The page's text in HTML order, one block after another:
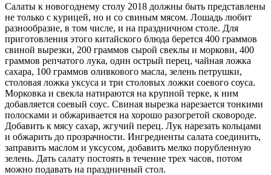
Салаты к новогоднему столу 2018 должны быть представлены
не только с курицей, но и со свиным мясом. Лошадь любит
разнообразие, в том числе, и на праздничном столе. Для
приготовления этого китайского блюда берется 400 граммов
свиной вырезки, 200 граммов сырой свеклы и моркови, 400
граммов репчатого лука, один острый перец, чайная ложка
сахара, 100 граммов оливкового масла, зелень петрушки,
столовая ложка уксуса и три столовых ложки соевого соуса.
Морковка и свекла натираются на крупной терке, к ним
добавляется соевый соус. Свиная вырезка нарезается тонкими
полосками и обжаривается на хорошо разогретой сковороде.
Добавить к мясу сахар, жгучий перец. Лук нарезать кольцами
и обжарить до прозрачности. Ингредиенты салата соединить,
заправить маслом и уксусом, добавить мелко порубленную
зелень. Дать салату постоять в течение трех часов, потом
можно подавать на праздничный стол.